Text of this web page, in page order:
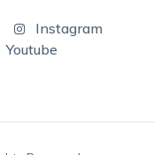
Instagram
Youtube